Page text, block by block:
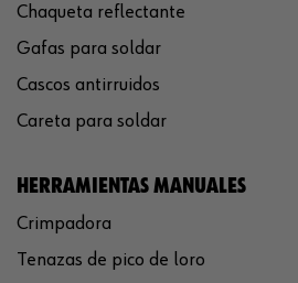
Chaqueta reflectante
Gafas para soldar
Cascos antirruidos
Careta para soldar
HERRAMIENTAS MANUALES
Crimpadora
Tenazas de pico de loro